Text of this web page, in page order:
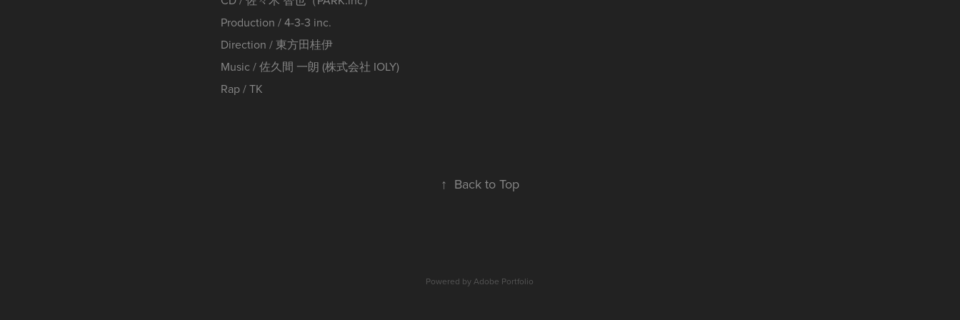
Production / 4-3-3 inc.
Direction / 東方田桂伊
Music / 佐久間 一朗 (株式会社 IOLY)
Rap / TK
↑ Back to Top
Powered byAdobe Portfolio